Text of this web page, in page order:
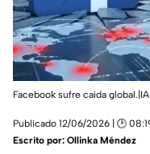
Facebook sufre caída global.|IA
Publicado 12/06/2026 | 🕑
Escrito por: Ollinka Méndez